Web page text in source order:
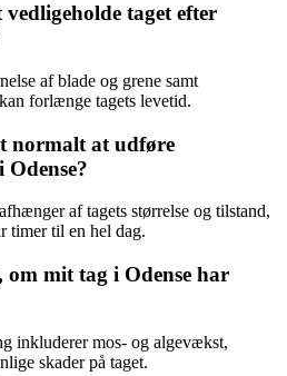
taget efter
af blade og grene samt
forlænge tagets levetid.
normalt at udføre
af tagets størrelse og tilstand,
timer til en hel dag.
mit tag i Odense har
inkluderer mos- og algevækst,
skader på taget.